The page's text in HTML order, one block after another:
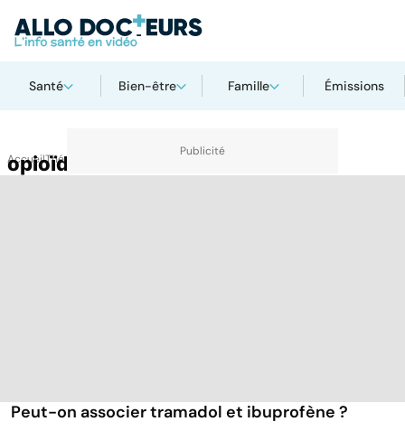
Santé Bien-être Famille Émissions
AccueilThématiques
opioïdes
Peut-on associer tramadol et ibuprofène ?